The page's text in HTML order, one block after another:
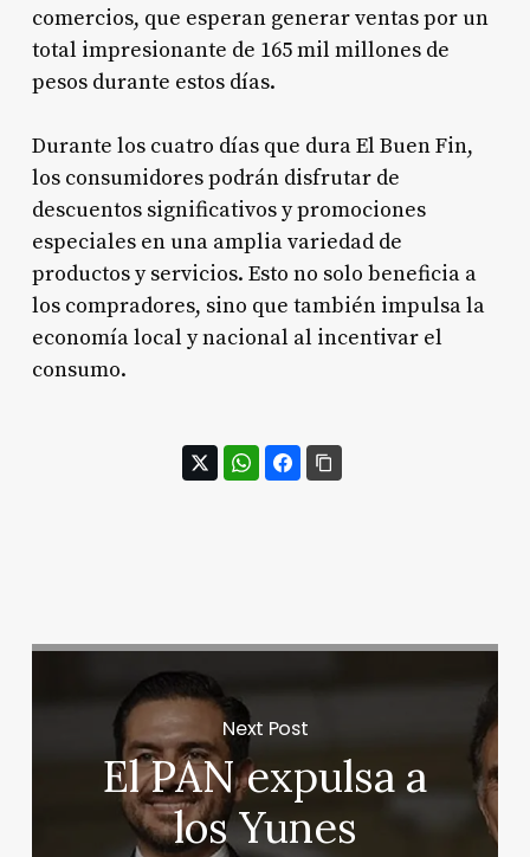
comercios, que esperan generar ventas por un
total impresionante de 165 mil millones de
pesos durante estos días.
Durante los cuatro días que dura El Buen Fin,
los consumidores podrán disfrutar de
descuentos significativos y promociones
especiales en una amplia variedad de
productos y servicios. Esto no solo beneficia a
los compradores, sino que también impulsa la
economía local y nacional al incentivar el
consumo.
Next Post
El PAN expulsa a
los Yunes